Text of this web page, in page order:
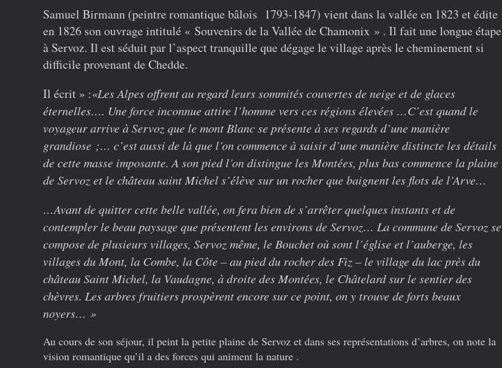
Samuel Birmann (peintre romantique bâlois 1793-1847) vient dans la vallée en 1823 et édite
en 1826 son ouvrage intitulé « Souvenirs de la Vallée de Chamonix » . Il fait une longue étape
à Servoz. Il est séduit par l’aspect tranquille que dégage le village après le cheminement si
difficile provenant de Chedde.
Il écrit » :«Les Alpes offrent au regard leurs sommités couvertes de neige et de glaces
éternelles…. Une force inconnue attire l’homme vers ces régions élevées …C’est quand le
voyageur arrive à Servoz que le mont Blanc se présente à ses regards d’une manière
grandiose ;… c’est aussi de là que l’on commence à saisir d’une manière distincte les détails
de cette masse imposante. A son pied l’on distingue les Montées, plus bas commence la plaine
de Servoz et le château saint Michel s’élève sur un rocher que baignent les flots de l’Arve…
…Avant de quitter cette belle vallée, on fera bien de s’arrêter quelques instants et de
contempler le beau paysage que présentent les environs de Servoz… La commune de Servoz se
compose de plusieurs villages, Servoz même, le Bouchet où sont l’église et l’auberge, les
villages du Mont, la Combe, la Côte – au pied du rocher des Fiz – le village du lac près du
château Saint Michel, la Vaudagne, à droite des Montées, le Châtelard sur le sentier des
chèvres. Les arbres fruitiers prospèrent encore sur ce point, on y trouve de forts beaux
noyers… »
Au cours de son séjour, il peint la petite plaine de Servoz et dans ses représentations d’arbres, on note la
vision romantique qu’il a des forces qui animent la nature .